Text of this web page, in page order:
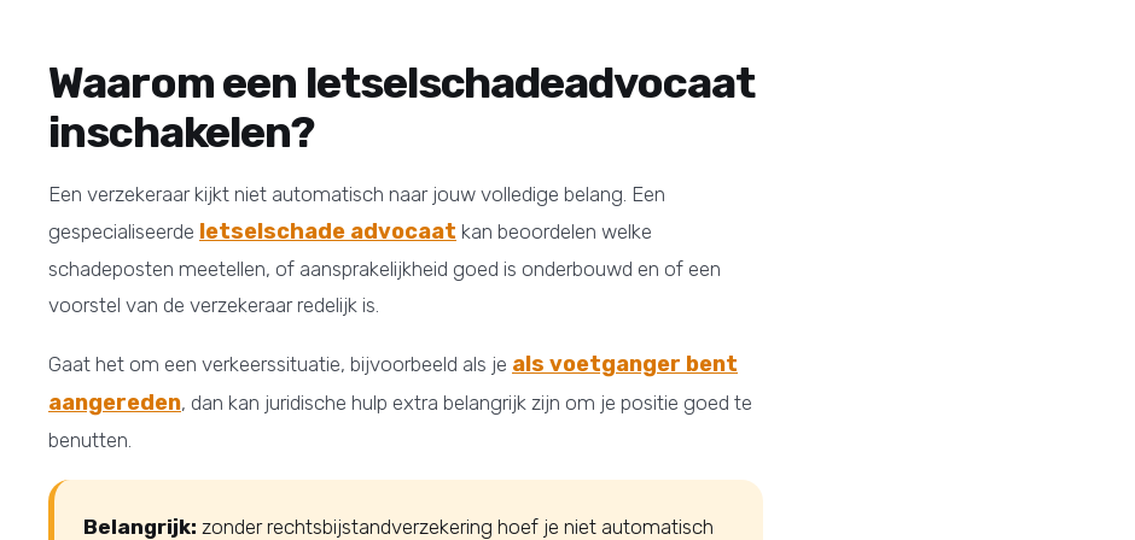
Waarom een letselschadeadvocaat
inschakelen?
Een verzekeraar kijkt niet automatisch naar jouw volledige belang. Een
gespecialiseerde letselschade advocaat kan beoordelen welke
schadeposten meetellen, of aansprakelijkheid goed is onderbouwd en of een
voorstel van de verzekeraar redelijk is.
Gaat het om een verkeerssituatie, bijvoorbeeld als je als voetganger bent
aangereden, dan kan juridische hulp extra belangrijk zijn om je positie goed te
benutten.
Belangrijk: zonder rechtsbijstandverzekering hoef je niet automatisch